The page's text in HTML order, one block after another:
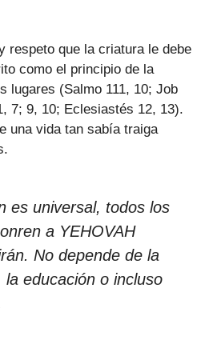
respeto que la criatura le debe
como el principio de la
lugares (Salmo 111, 10; Job
7; 9, 10; Eclesiastés 12, 13).
una vida tan sabía traiga
es universal, todos los
a YEHOVAH
No depende de la
la educación o incluso